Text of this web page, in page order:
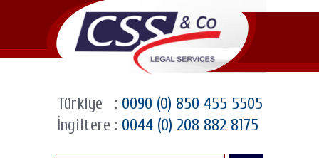
Türkiye : 0090 (0) 850 455 5505
İngiltere : 0044 (0) 208 882 8175